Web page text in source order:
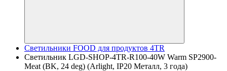
Светильники FOOD для продуктов 4TR
Светильник LGD-SHOP-4TR-R100-40W Warm SP2900-
Meat (BK, 24 deg) (Arlight, IP20 Металл, 3 года)